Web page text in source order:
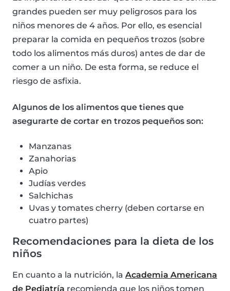
grandes pueden ser muy peligrosos para los
niños menores de 4 años. Por ello, es esencial
preparar la comida en pequeños trozos (sobre
todo los alimentos más duros) antes de dar de
comer a un niño. De esta forma, se reduce el
riesgo de asfixia.
Algunos de los alimentos que tienes que
asegurarte de cortar en trozos pequeños son:
Manzanas
Zanahorias
Apio
Judías verdes
Salchichas
Uvas y tomates cherry (deben cortarse en
cuatro partes)
Recomendaciones para la dieta de los
niños
En cuanto a la nutrición, la Academia Americana
de Pediatría recomienda que los niños tomen